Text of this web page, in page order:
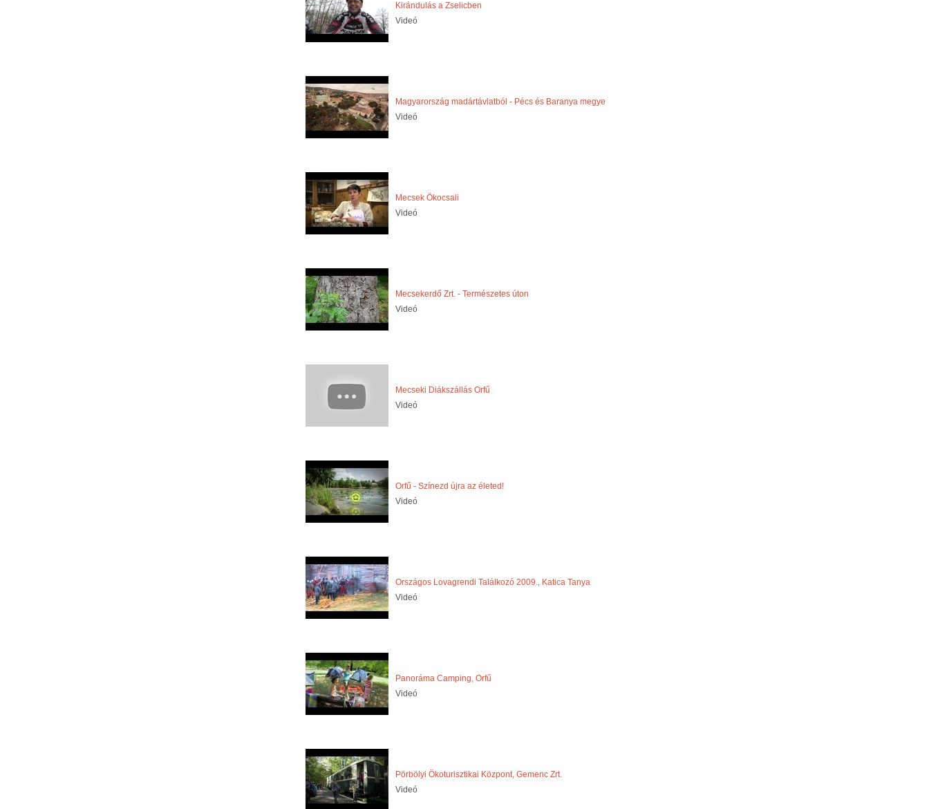
Kirándulás a Zselicben
Videó
Magyarország madártávlatból - Pécs és Baranya megye
Videó
Mecsek Ökocsali
Videó
Mecsekerdő Zrt. - Természetes úton
Videó
Mecseki Diákszállás Orfű
Videó
Orfű - Színezd újra az életed!
Videó
Országos Lovagrendi Találkozó 2009., Katica Tanya
Videó
Panoráma Camping, Orfű
Videó
Pörbölyi Ökoturisztikai Központ, Gemenc Zrt.
Videó